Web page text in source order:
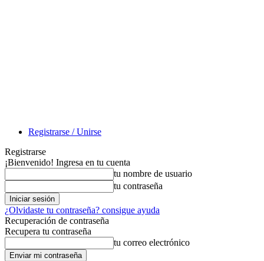
Registrarse / Unirse
Registrarse
¡Bienvenido! Ingresa en tu cuenta
tu nombre de usuario
tu contraseña
¿Olvidaste tu contraseña? consigue ayuda
Recuperación de contraseña
Recupera tu contraseña
tu correo electrónico